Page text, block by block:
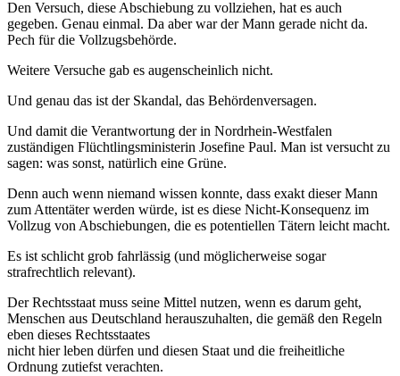
Den Versuch, diese Abschiebung zu vollziehen, hat es auch
gegeben. Genau einmal. Da aber war der Mann gerade nicht da.
Pech für die Vollzugsbehörde.
Weitere Versuche gab es augenscheinlich nicht.
Und genau das ist der Skandal, das Behördenversagen.
Und damit die Verantwortung der in Nordrhein-Westfalen
zuständigen Flüchtlingsministerin Josefine Paul. Man ist versucht zu
sagen: was sonst, natürlich eine Grüne.
Denn auch wenn niemand wissen konnte, dass exakt dieser Mann
zum Attentäter werden würde, ist es diese Nicht-Konsequenz im
Vollzug von Abschiebungen, die es potentiellen Tätern leicht macht.
Es ist schlicht grob fahrlässig (und möglicherweise sogar
strafrechtlich relevant).
Der Rechtsstaat muss seine Mittel nutzen, wenn es darum geht,
Menschen aus Deutschland herauszuhalten, die gemäß den Regeln
eben dieses Rechtsstaates
nicht hier leben dürfen und diesen Staat und die freiheitliche
Ordnung zutiefst verachten.